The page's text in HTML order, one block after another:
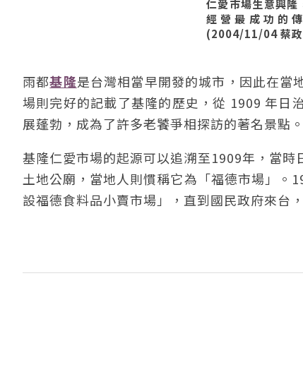
仁愛市場生意興
經營最成功的
(2004/11/04 蔡
雨都基隆是台灣相當早開發的城市，因此在當
場則完好的記載了基隆的歷史，從 1909 年日
展蓬勃，成為了許多老饕爭相探訪的著名景點。
基隆仁愛市場的起源可以追溯至1909年，當
土地公廟，當地人則慣稱它為「福德市場」。
設福德食料品小賣市場」，直到國民政府來台